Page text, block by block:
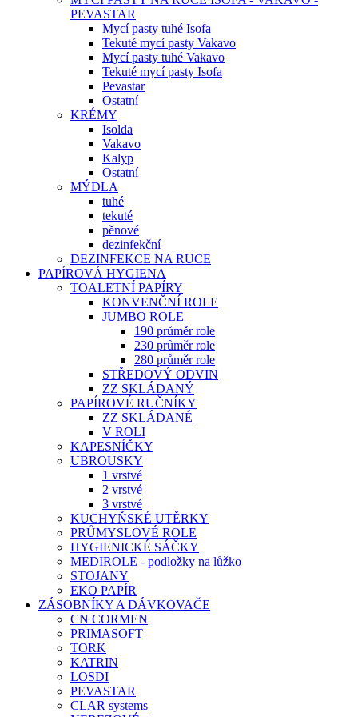
PEVASTAR
Mycí pasty tuhé Isofa
Tekuté mycí pasty Vakavo
Mycí pasty tuhé Vakavo
Tekuté mycí pasty Isofa
Pevastar
Ostatní
KRÉMY
Isolda
Vakavo
Kalyp
Ostatní
MÝDLA
tuhé
tekuté
pěnové
dezinfekční
DEZINFEKCE NA RUCE
PAPÍROVÁ HYGIENA
TOALETNÍ PAPÍRY
KONVENČNÍ ROLE
JUMBO ROLE
190 průměr role
230 průměr role
280 průměr role
STŘEDOVÝ ODVIN
ZZ SKLÁDANÝ
PAPÍROVÉ RUČNÍKY
ZZ SKLÁDANÉ
V ROLI
KAPESNÍČKY
UBROUSKY
1 vrstvé
2 vrstvé
3 vrstvé
KUCHYŇSKÉ UTĚRKY
PRŮMYSLOVÉ ROLE
HYGIENICKÉ SÁČKY
MEDIROLE - podložky na lůžko
STOJANY
EKO PAPÍR
ZÁSOBNÍKY A DÁVKOVAČE
CN CORMEN
PRIMASOFT
TORK
KATRIN
LOSDI
PEVASTAR
CLAR systems